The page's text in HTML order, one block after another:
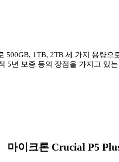
500GB, 1TB, 2TB 세 가지 용량
5년 보증 등의 장점을 가지고 있는
마이크론 Crucial P5